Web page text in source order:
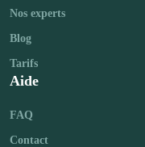
Nos experts
Blog
Tarifs
Aide
FAQ
Contact